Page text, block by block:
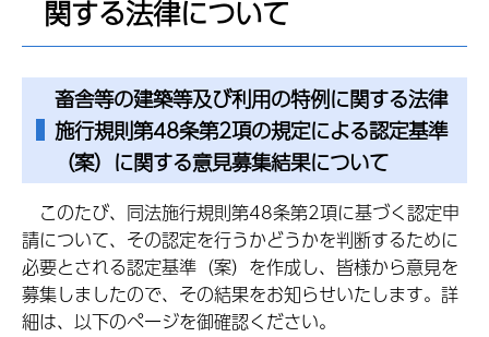
関する法律について
畜舎等の建築等及び利用の特例に関する法律
施行規則第48条第2項の規定による認定基準
（案）に関する意見募集結果について
このたび、同法施行規則第48条第2項に基づく認定申
請について、その認定を行うかどうかを判断するために
必要とされる認定基準（案）を作成し、皆様から意見を
募集しましたので、その結果をお知らせいたします。詳
細は、以下のページを御確認ください。